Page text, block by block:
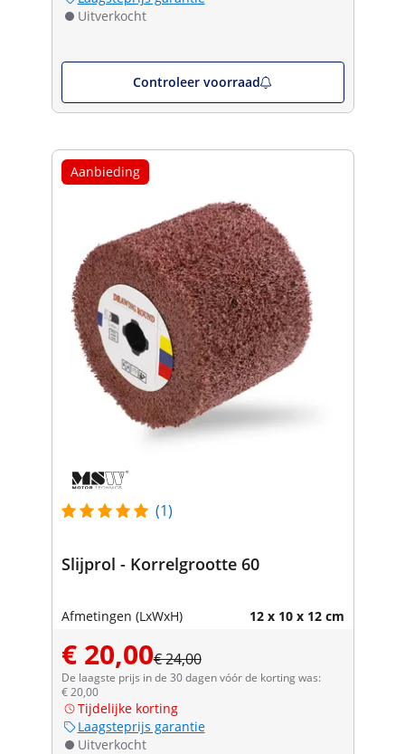
Uitverkocht
Controleer voorraad
Aanbieding
(1)
Slijprol - Korrelgrootte 60
Afmetingen (LxWxH) 12 x 10 x 12 cm
€ 20,00€ 24,00
De laagste prijs in de 30 dagen vóór de korting was:
€ 20,00
Tijdelijke korting
Laagsteprijs garantie
Uitverkocht